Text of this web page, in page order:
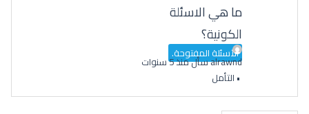
ما هي الاسئلة
الكونية؟
الأسئلة المفتوحة.
alrawndسأل منذ 5 سنوات
• التأمل